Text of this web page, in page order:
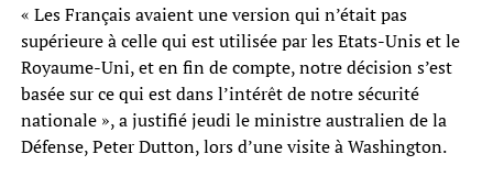
« Les Français avaient une version qui n’était pas
supérieure à celle qui est utilisée par les Etats-Unis et le
Royaume-Uni, et en fin de compte, notre décision s’est
basée sur ce qui est dans l’intérêt de notre sécurité
nationale », a justifié jeudi le ministre australien de la
Défense, Peter Dutton, lors d’une visite à Washington.